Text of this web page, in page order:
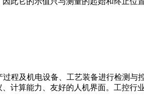
过程及机电设备、工艺装备进行检测
计算能力、友好的人机界面。工控行